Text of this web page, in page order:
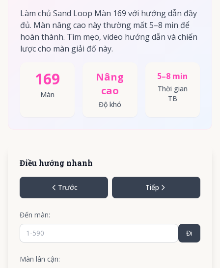
Làm chủ Sand Loop Màn 169 với hướng dẫn đầy
đủ. Màn nâng cao này thường mất 5–8 min để
hoàn thành. Tìm mẹo, video hướng dẫn và chiến
lược cho màn giải đố này.
169
Màn
Nâng
cao
Độ khó
5–8 min
Thời gian
TB
Điều hướng nhanh
Trước Tiếp
Đến màn:
Đi
Màn lân cận: